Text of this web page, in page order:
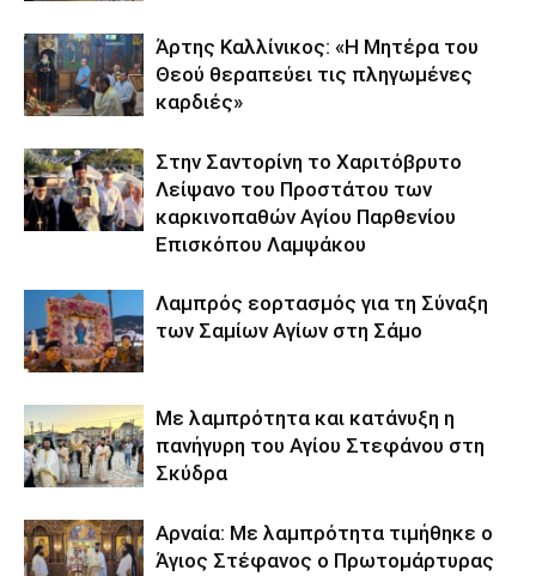
Άρτης Καλλίνικος: «Η Μητέρα του
Θεού θεραπεύει τις πληγωμένες
καρδιές»
Στην Σαντορίνη το Χαριτόβρυτο
Λείψανο του Προστάτου των
καρκινοπαθών Αγίου Παρθενίου
Επισκόπου Λαμψάκου
Λαμπρός εορτασμός για τη Σύναξη
των Σαμίων Αγίων στη Σάμο
Με λαμπρότητα και κατάνυξη η
πανήγυρη του Αγίου Στεφάνου στη
Σκύδρα
Αρναία: Με λαμπρότητα τιμήθηκε ο
Άγιος Στέφανος ο Πρωτομάρτυρας